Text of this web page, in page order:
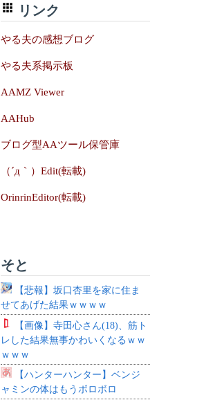
リンク
やる夫の感想ブログ
やる夫系掲示板
AAMZ Viewer
AAHub
ブログ型AAツール保管庫
（´д｀）Edit(転載)
OrinrinEditor(転載)
そと
【悲報】坂口杏里を家に住ま
せてあげた結果ｗｗｗｗ
【画像】寺田心さん(18)、筋ト
レした結果無事かわいくなるｗｗ
ｗｗｗ
【ハンターハンター】ベンジ
ャミンの体はもうボロボロ